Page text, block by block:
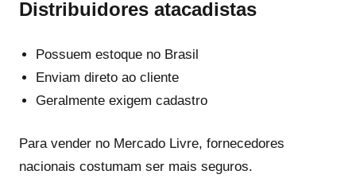
Distribuidores atacadistas
Possuem estoque no Brasil
Enviam direto ao cliente
Geralmente exigem cadastro
Para vender no Mercado Livre, fornecedores
nacionais costumam ser mais seguros.